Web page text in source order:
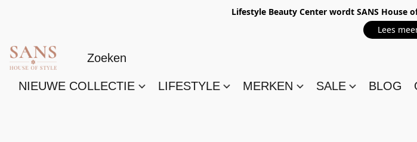
Lifestyle Beauty Center wordt SANS House
Lees
NIEUWE COLLECTIE LIFESTYLE MERKEN SALE BLOG